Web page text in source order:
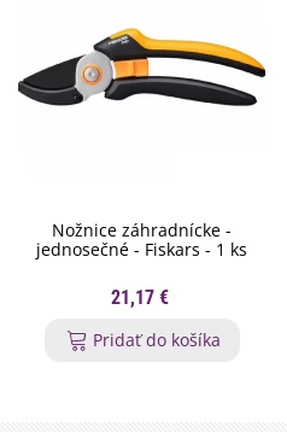
Nožnice záhradnícke -
jednosečné - Fiskars - 1 ks
21,17 €
Pridať do košíka